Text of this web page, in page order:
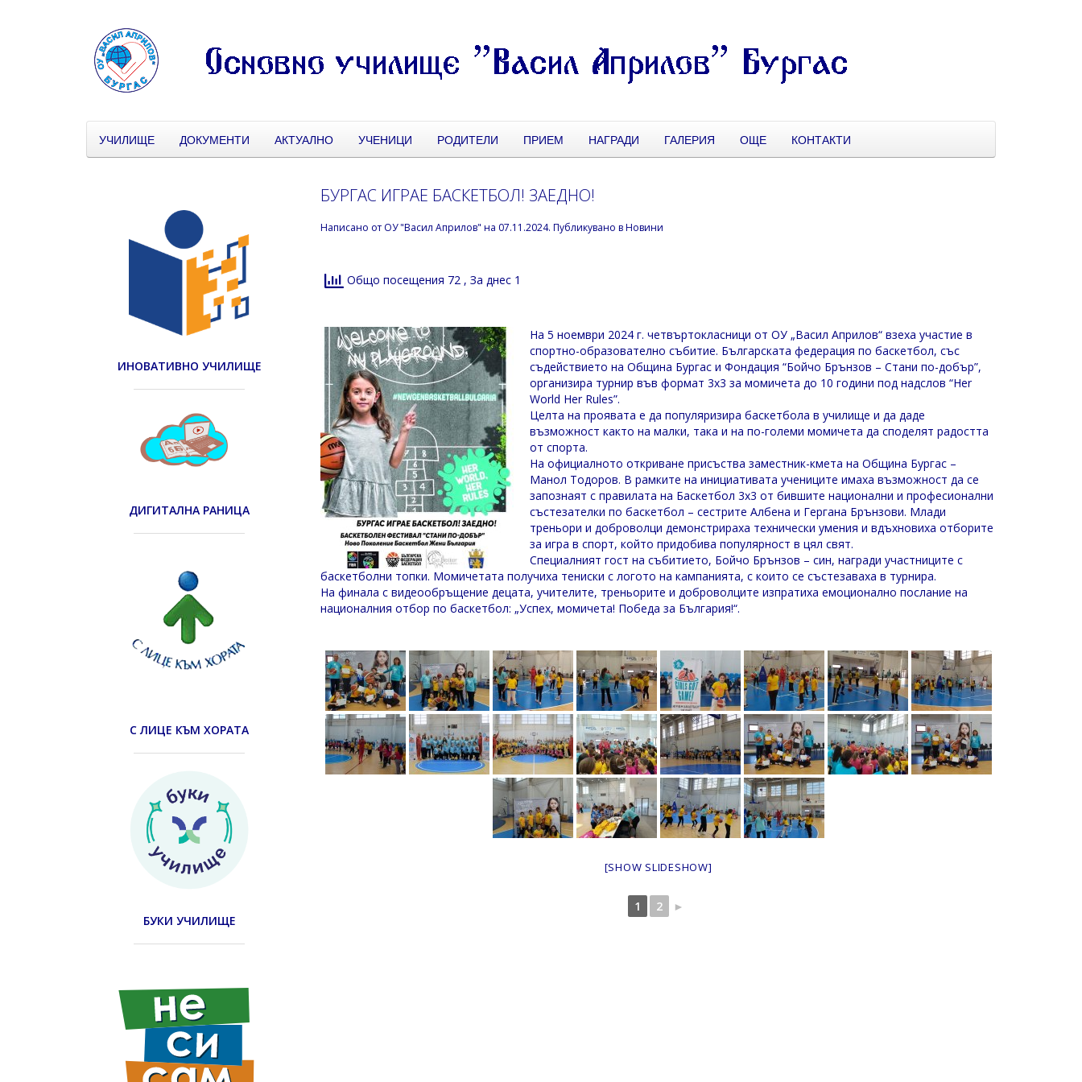
УЧИЛИЩЕ ДОКУМЕНТИ АКТУАЛНО УЧЕНИЦИ РОДИТЕЛИ ПРИЕМ НАГРАДИ ГАЛЕРИЯ ОЩЕ КОНТАКТИ
БУРГАС ИГРАЕ БАСКЕТБОЛ! ЗАЕДНО!
Написано от ОУ "Васил Априлов" на 07.11.2024. Публикувано вНовини
Общо посещения 72 , За днес 1
На 5 ноември 2024 г. четвъртокласници от ОУ „Васил Априлов“ взеха участие в
спортно-образователно събитие. Българската федерация по баскетбол, със
съдействието на Община Бургас и Фондация “Бойчо Брънзов – Стани по-добър”,
организира турнир във формат 3х3 за момичета до 10 години под надслов “Her
World Her Rules”.
Целта на проявата е да популяризира баскетбола в училище и да даде
възможност както на малки, така и на по-големи момичета да споделят радостта
от спорта.
На официалното откриване присъства заместник-кмета на Община Бургас –
Манол Тодоров. В рамките на инициативата учениците имаха възможност да се
запознаят с правилата на Баскетбол 3х3 от бившите национални и професионални
състезателки по баскетбол – сестрите Албена и Гергана Брънзови. Млади
треньори и доброволци демонстрираха технически умения и вдъхновиха отборите
за игра в спорт, който придобива популярност в цял свят.
Специалният гост на събитието, Бойчо Брънзов – син, награди участниците с
баскетболни топки. Момичетата получиха тениски с логото на кампанията, с които се състезаваха в турнира.
На финала с видеообръщение децата, учителите, треньорите и доброволците изпратиха емоционално послание на
националния отбор по баскетбол: „Успех, момичета! Победа за България!“.
[SHOW SLIDESHOW]
1 2 ►
ИНОВАТИВНО УЧИЛИЩЕ
ДИГИТАЛНА РАНИЦА
С ЛИЦЕ КЪМ ХОРАТА
БУКИ УЧИЛИЩЕ